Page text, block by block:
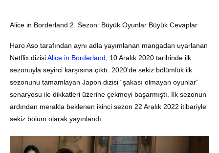
Alice in Borderland 2. Sezon: Büyük Oyunlar Büyük Cevaplar
Haro Aso tarafından aynı adla yayımlanan mangadan uyarlanan
Netflix dizisiAlice in Borderland , 10 Aralık 2020 tarihinde ilk
sezonuyla seyirci karşısına çıktı. 2020’de sekiz bölümlük ilk
sezonunu tamamlayan Japon dizisi “şakası olmayan oyunlar”
senaryosu ile dikkatleri üzerine çekmeyi başarmıştı. İlk sezonun
ardından merakla beklenen ikinci sezon 22 Aralık 2022 itibariyle
sekiz bölüm olarak yayınlandı.